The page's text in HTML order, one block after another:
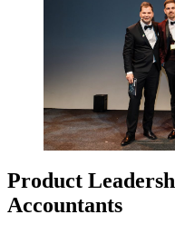
Product
Accountants